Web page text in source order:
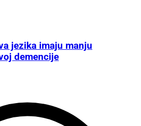
jezika imaju manju
demencije